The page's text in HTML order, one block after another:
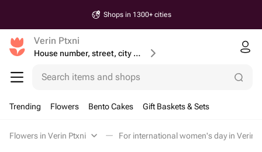
Shops in 1300+ cities
Verin Ptxni
House number, street, city or postcode
Search items and shops
Trending Flowers Bento Cakes Gift Baskets & Sets
Flowers in Verin Ptxni For international women's day in Verin